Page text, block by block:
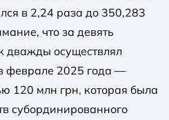
в 2,24 раза до 350,283
что за девять
дважды осуществлял
феврале 2025 года —
120 млн грн, которая была
субординированного